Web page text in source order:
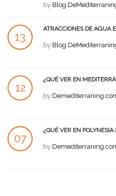
by
13
ATRACCIONES DE AGUA
by
12
¿QUÉ VER EN
by
07
¿QUÉ VER EN
by